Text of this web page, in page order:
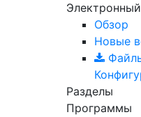
Обзор
Новые
Разделы
Программы